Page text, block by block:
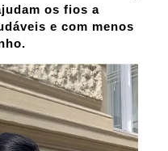
os fios a
e com menos